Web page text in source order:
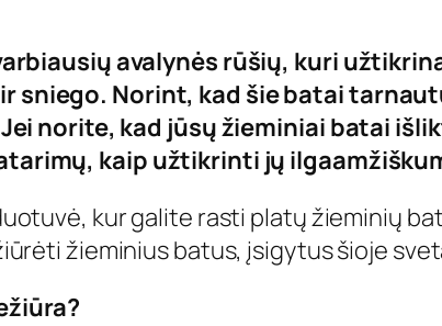
avalynės rūšių, kuri
sniego. Norint, kad šie batai
norite, kad jūsų žieminiai batai
kaip užtikrinti jų
kur galite rasti platų žieminių
žieminius batus, įsigytus šioje